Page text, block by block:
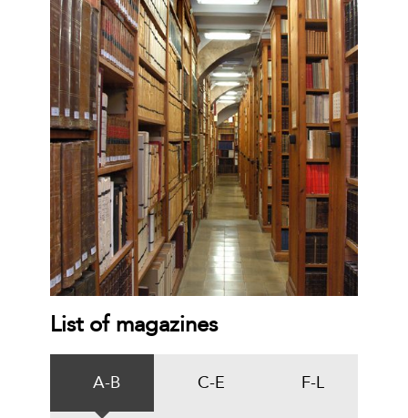
List of magazines
A-B C-E F-L